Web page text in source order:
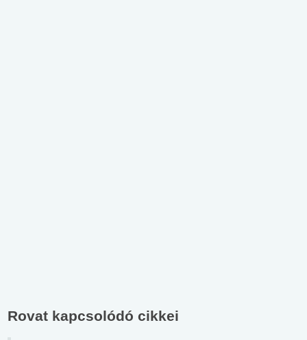
Rovat kapcsolódó cikkei